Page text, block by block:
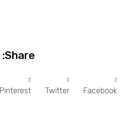
Share:
Facebook
Twitter
Pinterest